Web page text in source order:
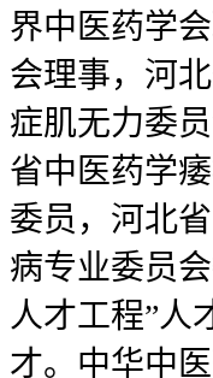
界中医药学
会理事，河
症肌无力委
省中医药学
委员，河北
病专业委员
人才工程”人
才。中华中